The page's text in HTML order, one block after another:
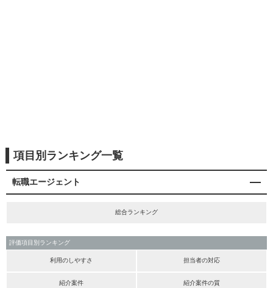
項目別ランキング一覧
転職エージェント
総合ランキング
評価項目別ランキング
利用のしやすさ 担当者の対応
紹介案件 紹介案件の質